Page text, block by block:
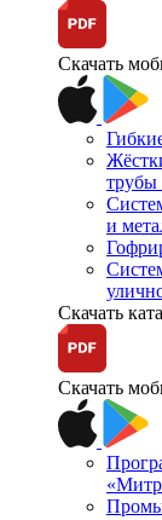
Скачать
трубы
и
Скачать
Скачать